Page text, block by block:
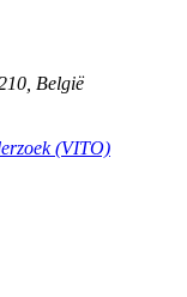
België
(VITO)